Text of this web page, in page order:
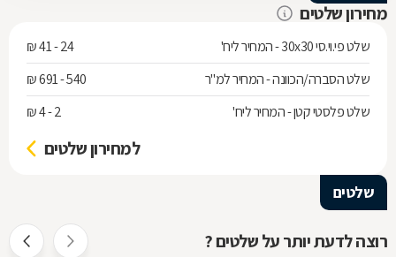
מחירון שלטים
שלט פי.וי.סי 30x30 - המחיר ליח'
24 - 41 ₪
שלט הסברה/הכוונה - המחיר למ"ר
540 - 691 ₪
שלט פלסטי קטן - המחיר ליח'
2 - 4 ₪
למחירון שלטים
שלטים
רוצה לדעת יותר על שלטים ?